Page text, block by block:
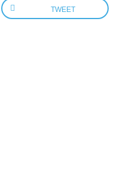
TWEET